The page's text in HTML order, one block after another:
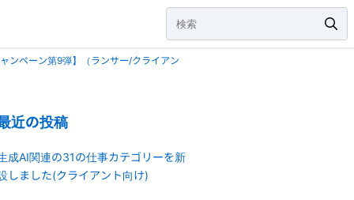
ンペーン第9弾】（ランサー/クライアン
近の投稿
成AI関連の31の仕事カテゴリーを新
しました(クライアント向け)